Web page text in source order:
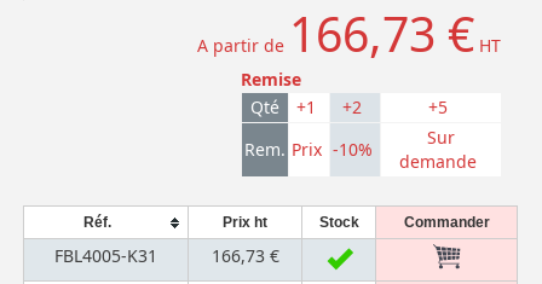
A partir de 166,73 € HT
Remise
Qté
+1 +2
+5
Rem. Prix -10%
Sur
demande
Réf. Prix ht Stock Commander
FBL4005-K31
166,73 €